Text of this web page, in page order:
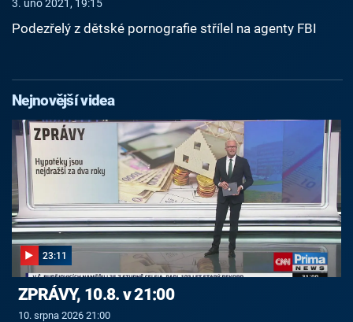
3. úno 2021, 19:15
Podezřelý z dětské pornografie střílel na agenty FBI
Nejnovější videa
23:11
ZPRÁVY, 10.8. v 21:00
10. srpna 2026 21:00